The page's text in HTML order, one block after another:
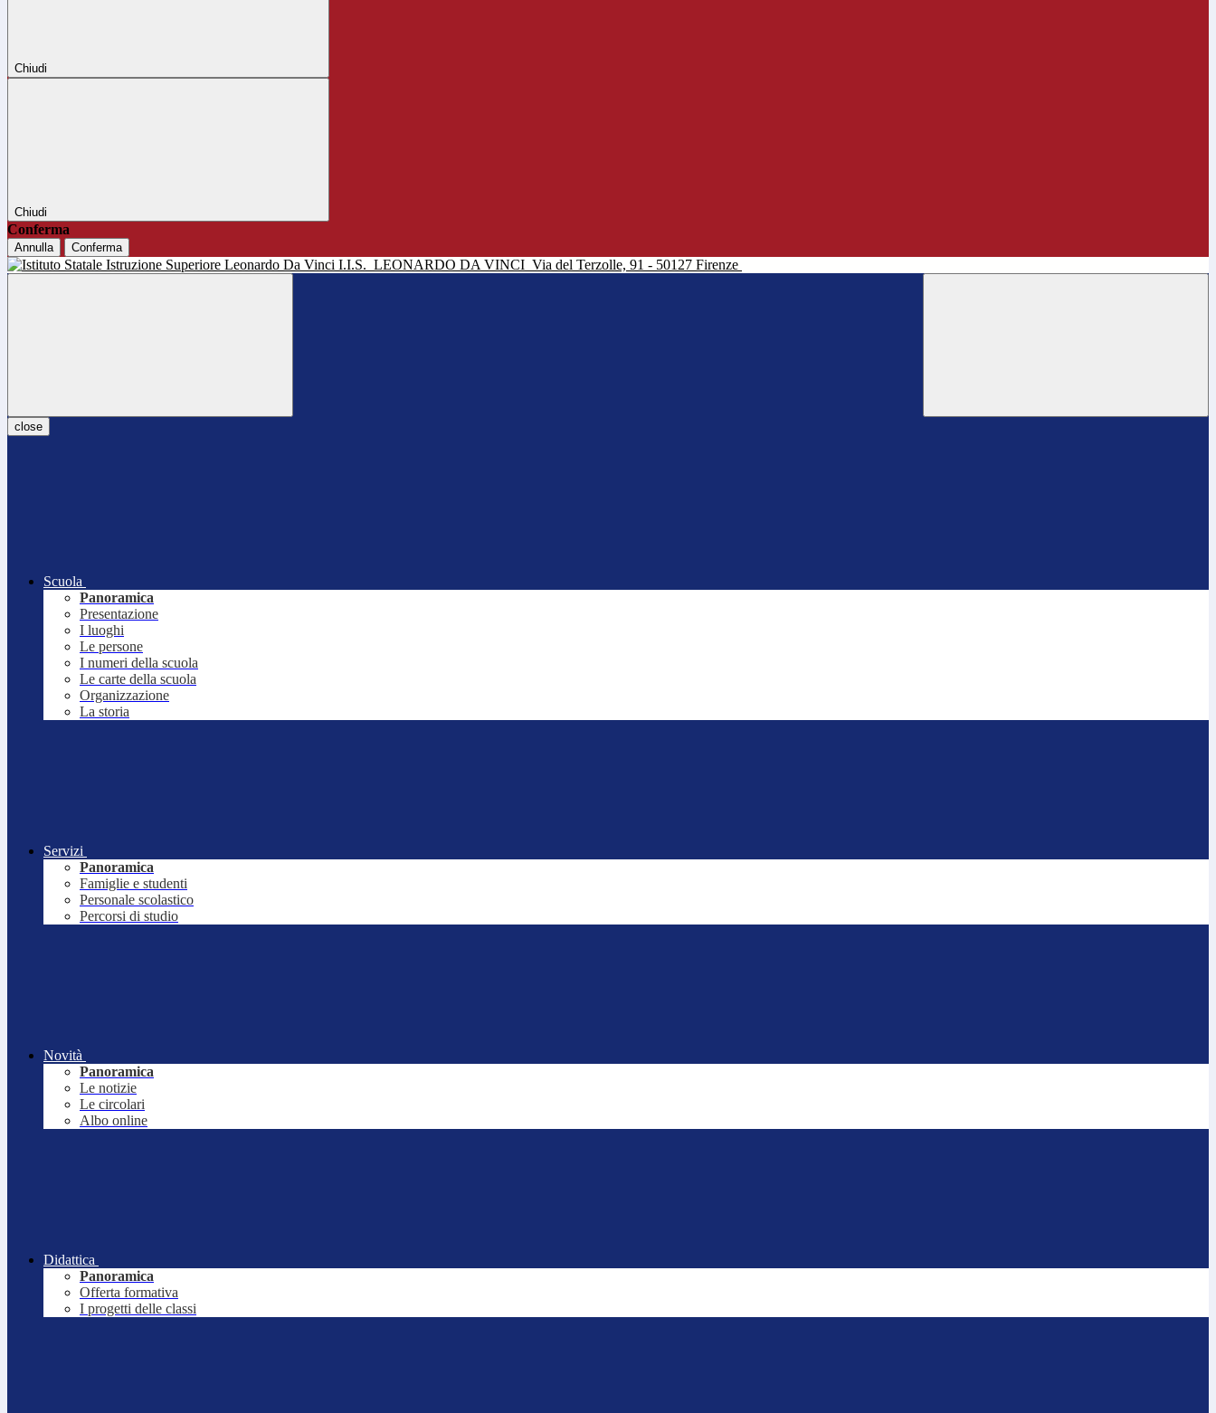
Chiudi
Chiudi
Conferma
Annulla Conferma
I.I.S. LEONARDO DA VINCI Via del Terzolle, 91 - 50127 Firenze
close
Scuola
Panoramica
Presentazione
I luoghi
Le persone
I numeri della scuola
Le carte della scuola
Organizzazione
La storia
Servizi
Panoramica
Famiglie e studenti
Personale scolastico
Percorsi di studio
Novità
Panoramica
Le notizie
Le circolari
Albo online
Didattica
Panoramica
Offerta formativa
I progetti delle classi